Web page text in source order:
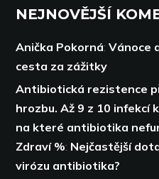
NEJNOVĚJŠÍ
Anička Pokorná:Vánoce
cesta za zážitky
Antibiotická rezistence
hrozbu. Až 9 z 10 infekcí
na které antibiotika
Zdraví %: Nejčastější
virózu antibiotika?